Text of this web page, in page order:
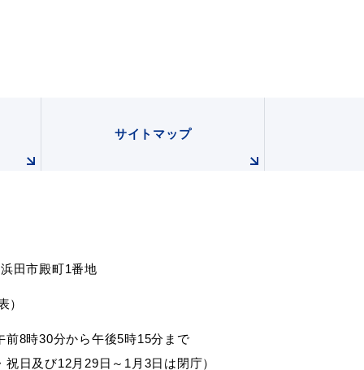
サイトマップ
田市殿町1番地
）
前8時30分から午後5時15分まで
祝日及び12月29日～1月3日は閉庁）